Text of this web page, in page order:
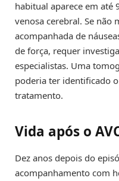
habitual aparece em até
venosa cerebral. Se não
acompanhada de
de força, requer
especialistas. Uma
poderia ter identificado
tratamento.
Vida após o
Dez anos depois do
acompanhamento com